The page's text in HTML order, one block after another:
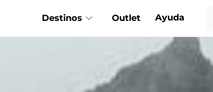
Destinos Outlet Ayuda